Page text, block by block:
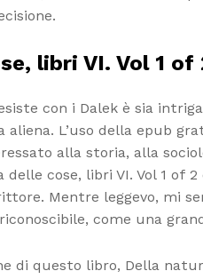
libri VI. Vol 1 of
con i Dalek è sia
aliena. L’uso della epub
alla storia, alla
cose, libri VI. Vol 1
Mentre leggevo, mi
come una
di questo libro, Della